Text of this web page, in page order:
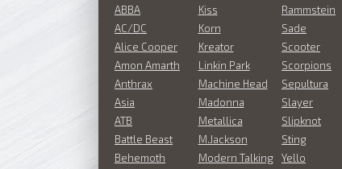
ABBA
AC/DC
Alice Cooper
Amon Amarth
Anthrax
Asia
ATB
Battle Beast
Behemoth
Kiss
Korn
Kreator
Linkin Park
Machine Head
Madonna
Metallica
M.Jackson
Modern Talking
Rammstein
Sade
Scooter
Scorpions
Sepultura
Slayer
Slipknot
Sting
Yello